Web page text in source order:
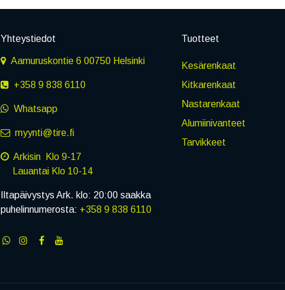
Yhteystiedot
Aamuruskontie 6 00750 Helsinki
+358 9 838 6110
Whatsapp
myynti@tire.fi
Arkisin Klo 9-17
Lauantai Klo 10-14
Iltapäivystys Ark. klo: 20:00 saakka
puhelinnumerosta: +358 9 838 6110
Tuotteet
Kesärenkaat
Kitkarenkaat
Nastarenkaat
Alumiinivanteet
Tarvikkeet